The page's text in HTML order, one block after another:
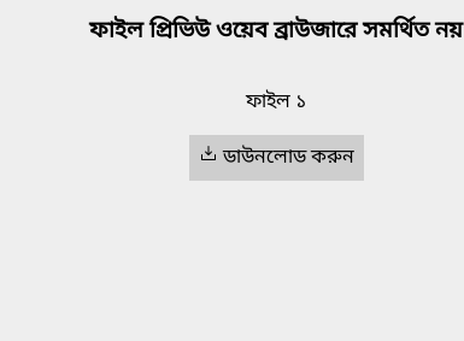
ফাইল প্রিভিউ ওয়েব ব্রাউজারে সমর্থিত নয়
ফাইল ১
ডাউনলোড করুন